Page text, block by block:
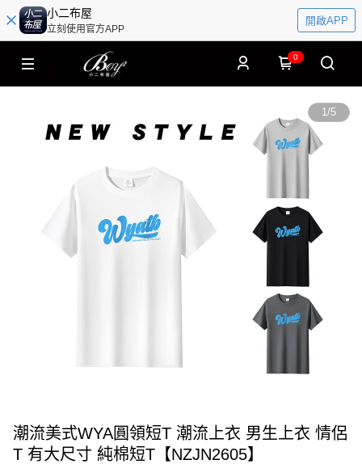
小二布屋
立刻使用官方APP
開啟APP
0
1/5
潮流美式WYA圓領短T 潮流上衣 男生上衣 情侶
T 有大尺寸 純棉短T【NZJN2605】